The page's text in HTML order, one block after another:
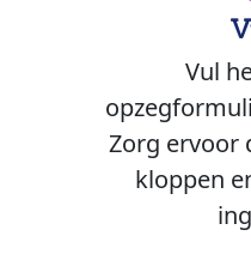
Vul
Zorg ervoor
kloppen